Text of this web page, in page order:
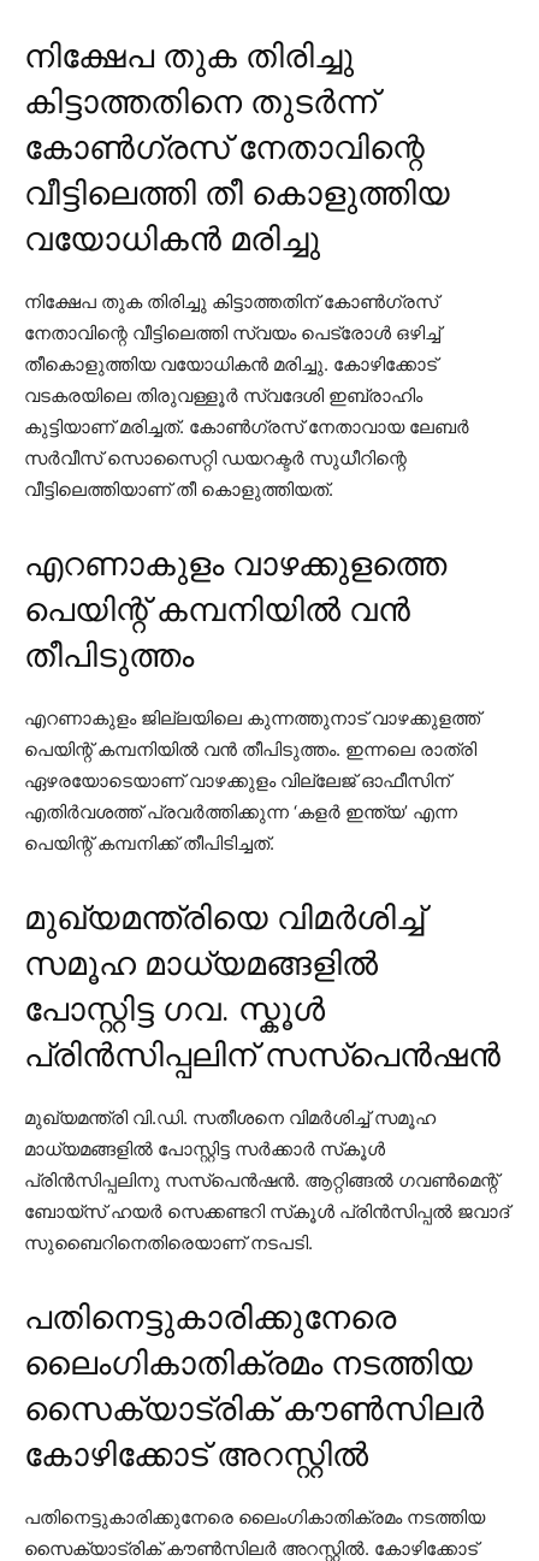
നിക്ഷേപ തുക തിരിച്ചു
കിട്ടാത്തതിനെ തുടർന്ന്
കോൺഗ്രസ് നേതാവിന്റെ
വീട്ടിലെത്തി തീ കൊളുത്തിയ
വയോധികന്‍ മരിച്ചു
നിക്ഷേപ തുക തിരിച്ചു കിട്ടാത്തതിന് കോണ്‍ഗ്രസ്
നേതാവിന്റെ വീട്ടിലെത്തി സ്വയം പെട്രോള്‍ ഒഴിച്ച്
തീകൊളുത്തിയ വയോധികന്‍ മരിച്ചു. കോഴിക്കോട്
വടകരയിലെ തിരുവള്ളൂര്‍ സ്വദേശി ഇബ്രാഹിം
കുട്ടിയാണ് മരിച്ചത്. കോണ്‍ഗ്രസ് നേതാവായ ലേബര്‍
സര്‍വീസ് സൊസൈറ്റി ഡയറക്ടര്‍ സുധീറിന്റെ
വീട്ടിലെത്തിയാണ് തീ കൊളുത്തിയത്.
എറണാകുളം വാഴക്കുളത്തെ
പെയിന്റ് കമ്പനിയില്‍ വന്‍
തീപിടുത്തം
എറണാകുളം ജില്ലയിലെ കുന്നത്തുനാട് വാഴക്കുളത്ത്
പെയിന്റ് കമ്പനിയില്‍ വന്‍ തീപിടുത്തം. ഇന്നലെ രാത്രി
ഏഴരയോടെയാണ് വാഴക്കുളം വില്ലേജ് ഓഫീസിന്
എതിര്‍വശത്ത് പ്രവര്‍ത്തിക്കുന്ന ‘കളര്‍ ഇന്ത്യ’ എന്ന
പെയിന്റ് കമ്പനിക്ക് തീപിടിച്ചത്.
മുഖ്യമന്ത്രിയെ വിമര്‍ശിച്ച്
സമൂഹ മാധ്യമങ്ങളില്‍
പോസ്റ്റിട്ട ഗവ. സ്കൂൾ
പ്രിന്‍സിപ്പലിന് സസ്‌പെന്‍ഷന്‍
മുഖ്യമന്ത്രി വി.ഡി. സതീശനെ വിമര്‍ശിച്ച് സമൂഹ
മാധ്യമങ്ങളില്‍ പോസ്റ്റിട്ട സര്‍ക്കാര്‍ സ്‌കൂള്‍
പ്രിന്‍സിപ്പലിനു സസ്‌പെന്‍ഷന്‍. ആറ്റിങ്ങല്‍ ഗവണ്‍മെന്റ്
ബോയ്സ് ഹയര്‍ സെക്കണ്ടറി സ്‌കൂള്‍ പ്രിന്‍സിപ്പല്‍ ജവാദ്
സുബൈറിനെതിരെയാണ് നടപടി.
പതിനെട്ടുകാരിക്കുനേരെ
ലൈംഗികാതിക്രമം നടത്തിയ
സൈക്യാട്രിക് കൗണ്‍സിലര്‍
കോഴിക്കോട് അറസ്റ്റില്‍
പതിനെട്ടുകാരിക്കുനേരെ ലൈംഗികാതിക്രമം നടത്തിയ
സൈക്യാട്രിക് കൗണ്‍സിലര്‍ അറസ്റ്റില്‍. കോഴിക്കോട്